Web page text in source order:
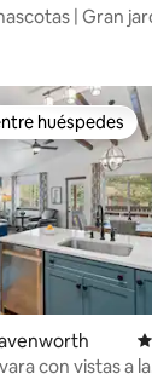
5, 211 reseñas
| Gran
5, 117 reseñas
huéspedes
huéspedes
con vistas a la